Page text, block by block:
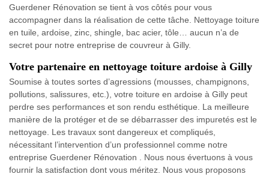
Guerdener Rénovation se tient à vos côtés pour vous
accompagner dans la réalisation de cette tâche. Nettoyage toiture
en tuile, ardoise, zinc, shingle, bac acier, tôle… aucun n’a de
secret pour notre entreprise de couvreur à Gilly.
Votre partenaire en nettoyage toiture ardoise à Gilly
Soumise à toutes sortes d’agressions (mousses, champignons,
pollutions, salissures, etc.), votre toiture en ardoise à Gilly peut
perdre ses performances et son rendu esthétique. La meilleure
manière de la protéger et de se débarrasser des impuretés est le
nettoyage. Les travaux sont dangereux et compliqués,
nécessitant l’intervention d’un professionnel comme notre
entreprise Guerdener Rénovation . Nous nous évertuons à vous
fournir la satisfaction dont vous méritez. Nous vous proposons